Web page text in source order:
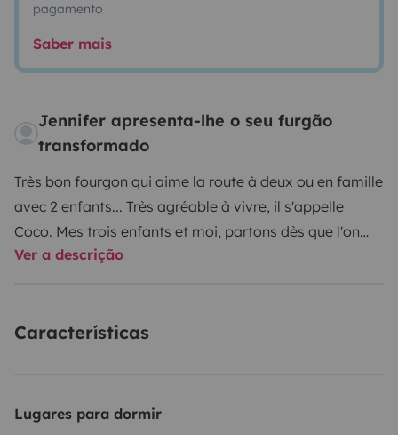
pagamento
Saber mais
Jennifer apresenta-lhe o seu furgão
transformado
Très bon fourgon qui aime la route à deux ou en famille
avec 2 enfants... Très agréable à vivre, il s'appelle
Coco. Mes trois enfants et moi, partons dès que l'on
peut avec. C'est toujours un plaisir de partir à
ce sera avec plaisir que je répondrai à vos
d'heures pour l'état des lieux de départ et idem au
Ver a descrição
Características
Lugares para dormir